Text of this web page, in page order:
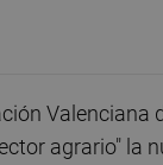
agrario" la